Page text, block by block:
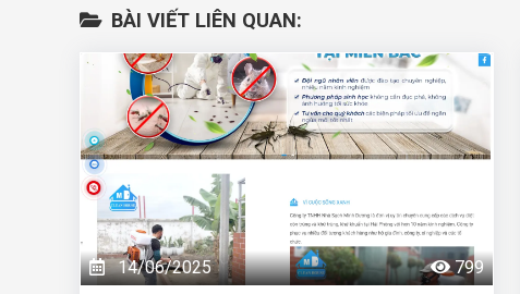
BÀI VIẾT LIÊN QUAN:
14/06/2025 799